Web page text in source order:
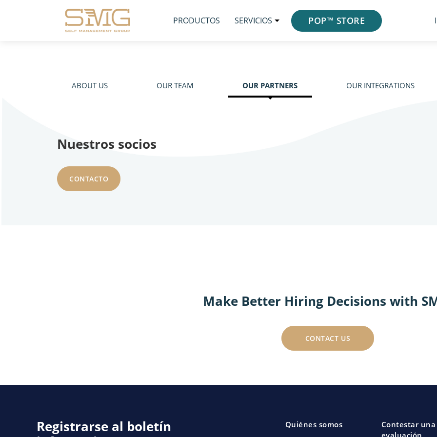
PRODUCTOS SERVICIOS POP™ STORE
ABOUT US OUR TEAM OUR PARTNERS OUR INTEGRATIONS
Nuestros socios
CONTACTO
Make Better Hiring Decisions with
CONTACT US
Registrarse al boletín
Quiénes somos
Contestar una
evaluación